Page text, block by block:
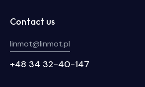
Contact us
linmot@linmot.pl
+48 34 32-40-147